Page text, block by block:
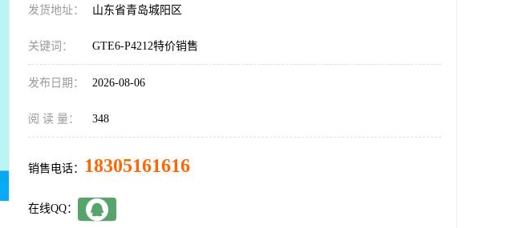
发货地址： 山东省青岛城阳区
关键词： GTE6-P4212特价销售
发布日期： 2026-08-06
阅 读 量： 348
销售电话： 18305161616
在线QQ：